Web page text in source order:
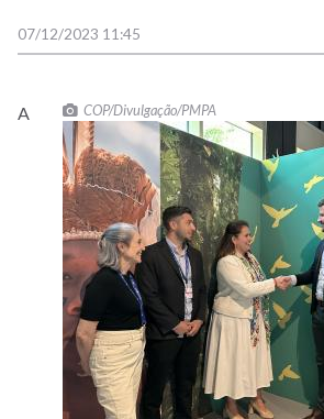
07/12/2023 11:45
COP/Divulgação/PMPA
A